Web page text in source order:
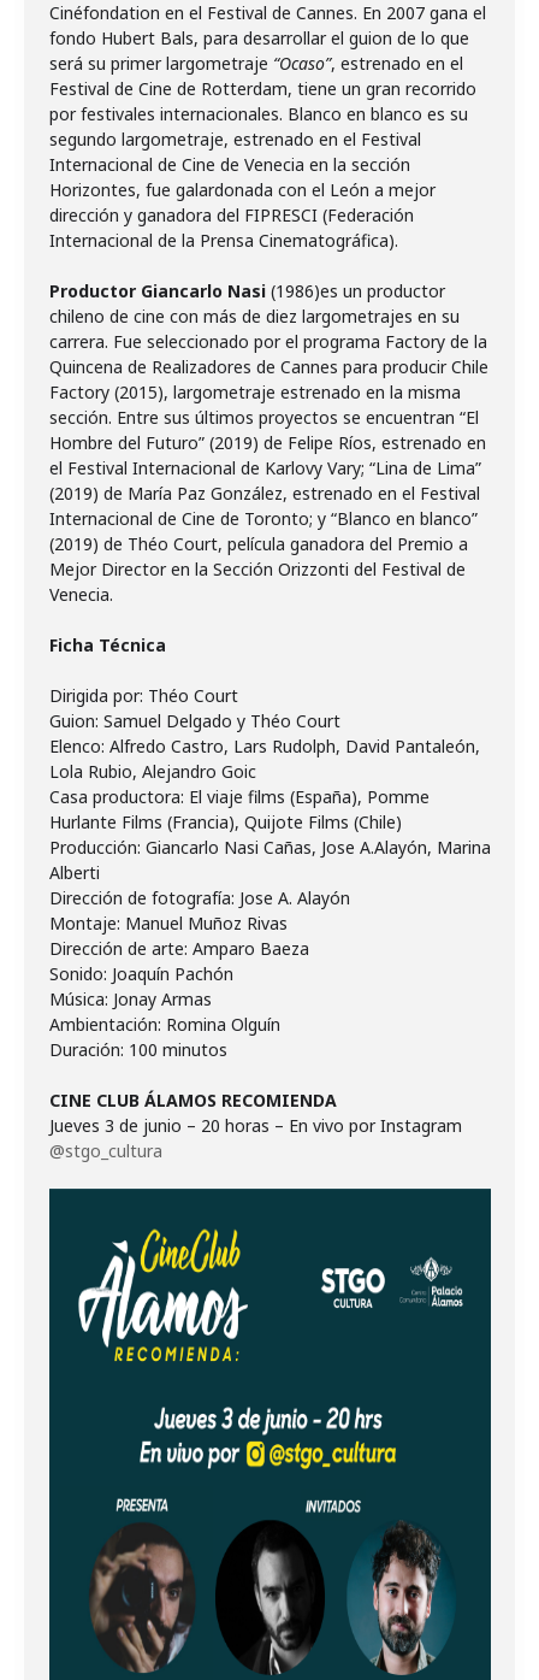
Cinéfondation en el Festival de Cannes. En 2007 gana el
fondo Hubert Bals, para desarrollar el guion de lo que
será su primer largometraje “Ocaso”, estrenado en el
Festival de Cine de Rotterdam, tiene un gran recorrido
por festivales internacionales. Blanco en blanco es su
segundo largometraje, estrenado en el Festival
Internacional de Cine de Venecia en la sección
Horizontes, fue galardonada con el León a mejor
dirección y ganadora del FIPRESCI (Federación
Internacional de la Prensa Cinematográfica).
Productor Giancarlo Nasi (1986)es un productor
chileno de cine con más de diez largometrajes en su
carrera. Fue seleccionado por el programa Factory de la
Quincena de Realizadores de Cannes para producir Chile
Factory (2015), largometraje estrenado en la misma
sección. Entre sus últimos proyectos se encuentran “El
Hombre del Futuro” (2019) de Felipe Ríos, estrenado en
el Festival Internacional de Karlovy Vary; “Lina de Lima”
(2019) de María Paz González, estrenado en el Festival
Internacional de Cine de Toronto; y “Blanco en blanco”
(2019) de Théo Court, película ganadora del Premio a
Mejor Director en la Sección Orizzonti del Festival de
Venecia.
Ficha Técnica
Dirigida por: Théo Court
Guion: Samuel Delgado y Théo Court
Elenco: Alfredo Castro, Lars Rudolph, David Pantaleón,
Lola Rubio, Alejandro Goic
Casa productora: El viaje films (España), Pomme
Hurlante Films (Francia), Quijote Films (Chile)
Producción: Giancarlo Nasi Cañas, Jose A.Alayón, Marina
Alberti
Dirección de fotografía: Jose A. Alayón
Montaje: Manuel Muñoz Rivas
Dirección de arte: Amparo Baeza
Sonido: Joaquín Pachón
Música: Jonay Armas
Ambientación: Romina Olguín
Duración: 100 minutos
CINE CLUB ÁLAMOS RECOMIENDA
Jueves 3 de junio – 20 horas – En vivo por Instagram
@stgo_cultura